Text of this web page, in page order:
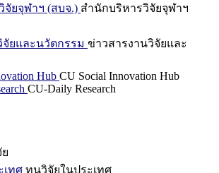
จัยจุฬาฯ (สบจ.) สำนักบริหารวิจัยจุฬาฯ
ยและนวัตกรรม ข่าวสารงานวิจัยและ
Hub CU Social Innovation Hub
CU-Daily Research
เทศ ทุนวิจัยในประเทศ